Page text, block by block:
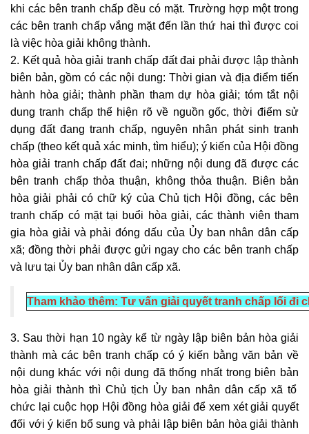
khi các bên tranh chấp đều có mặt. Trường hợp một trong
các bên tranh chấp vắng mặt đến lần thứ hai thì được coi
là việc hòa giải không thành.
2. Kết quả hòa giải tranh chấp đất đai phải được lập thành
biên bản, gồm có các nội dung: Thời gian và địa điểm tiến
hành hòa giải; thành phần tham dự hòa giải; tóm tắt nội
dung tranh chấp thể hiện rõ về nguồn gốc, thời điểm sử
dụng đất đang tranh chấp, nguyên nhân phát sinh tranh
chấp (theo kết quả xác minh, tìm hiểu); ý kiến của Hội đồng
hòa giải tranh chấp đất đai; những nội dung đã được các
bên tranh chấp thỏa thuận, không thỏa thuận. Biên bản
hòa giải phải có chữ ký của Chủ tịch Hội đồng, các bên
tranh chấp có mặt tại buổi hòa giải, các thành viên tham
gia hòa giải và phải đóng dấu của Ủy ban nhân dân cấp
xã; đồng thời phải được gửi ngay cho các bên tranh chấp
và lưu tại Ủy ban nhân dân cấp xã.
Tham khảo thêm: Tư vấn giải quyết tranh chấp lối đi
3. Sau thời hạn 10 ngày kể từ ngày lập biên bản hòa giải
thành mà các bên tranh chấp có ý kiến bằng văn bản về
nội dung khác với nội dung đã thống nhất trong biên bản
hòa giải thành thì Chủ tịch Ủy ban nhân dân cấp xã tổ
chức lại cuộc họp Hội đồng hòa giải để xem xét giải quyết
đối với ý kiến bổ sung và phải lập biên bản hòa giảithành